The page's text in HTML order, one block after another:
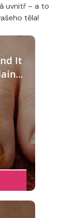
uvnitř – a to
těla!
It